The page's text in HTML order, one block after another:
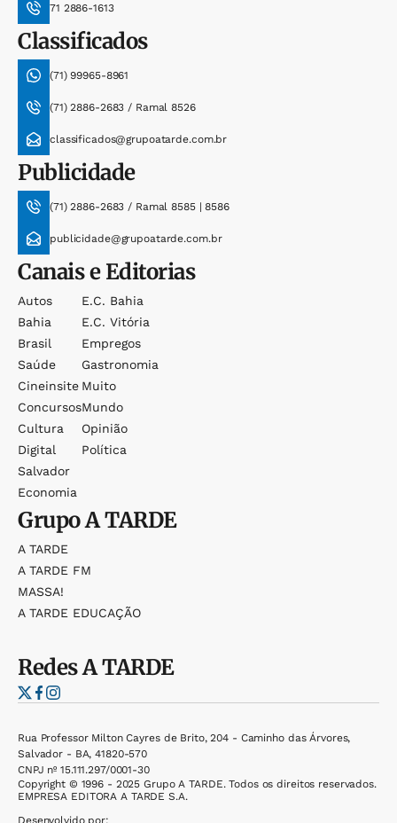
71 2886-1613
Classificados
(71) 99965-8961
(71) 2886-2683 / Ramal 8526
classificados@grupoatarde.com.br
Publicidade
(71) 2886-2683 / Ramal 8585 | 8586
publicidade@grupoatarde.com.br
Canais e Editorias
Autos
Bahia
Brasil
Saúde
Cineinsite
Concursos
Cultura
Digital
Salvador
Economia
E.c. Bahia
E.c. Vitória
Empregos
Gastronomia
Muito
Mundo
Opinião
Política
GrupoA TARDE
A TARDE
A TARDE FM
MASSA!
A TARDE EDUCAÇÃO
RedesA TARDE
Rua Professor Milton Cayres de Brito, 204 - Caminho das Árvores,
Salvador - BA, 41820-570
CNPJ nº 15.111.297/0001-30
Copyright © 1996 - 2025 Grupo A TARDE. Todos os direitos reservados.
EMPRESA EDITORA A TARDE S.A.
Desenvolvido por: